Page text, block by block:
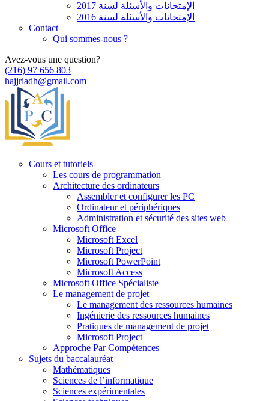
الإمتحانات والأسئلة لسنة 2017
الإمتحانات والأسئلة لسنة 2016
Contact
Qui sommes-nous ?
Avez-vous une question?
(216) 97 656 803
hajjriadh@gmail.com
Cours et tutoriels
Les cours de programmation
Architecture des ordinateurs
Assembler et configurer les PC
Ordinateur et périphériques
Administration et sécurité des sites web
Microsoft Office
Microsoft Excel
Microsoft Project
Microsoft PowerPoint
Microsoft Access
Microsoft Office Spécialiste
Le management de projet
Le management des ressources humaines
Ingénierie des ressources humaines
Pratiques de management de projet
Microsoft Project
Approche Par Compétences
Sujets du baccalauréat
Mathématiques
Sciences de l’informatique
Sciences expérimentales